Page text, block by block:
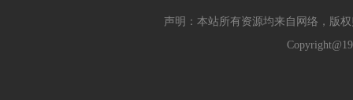
声明：本站所有资源均来自网络，版